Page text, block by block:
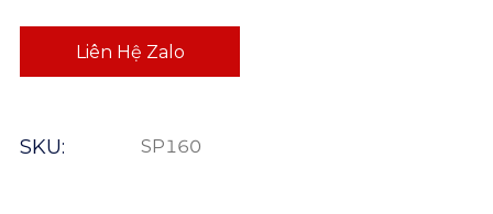
Liên Hệ Zalo
SKU: SP160